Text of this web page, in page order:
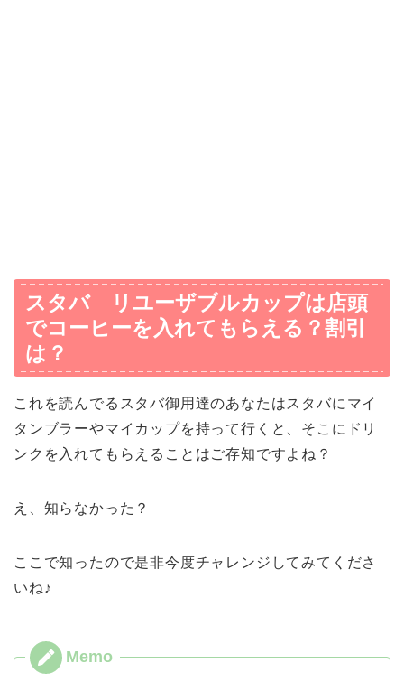
スタバ リユーザブルカップは店頭
でコーヒーを入れてもらえる？割引
は？
これを読んでるスタバ御用達のあなたはスタバにマイ
タンブラーやマイカップを持って行くと、そこにドリ
ンクを入れてもらえることはご存知ですよね？
え、知らなかった？
ここで知ったので是非今度チャレンジしてみてくださ
いね♪